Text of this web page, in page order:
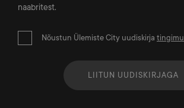
naabritest.
Nõustun Ülemiste City uudiskirja
LIITUN UUDISKIRJAGA